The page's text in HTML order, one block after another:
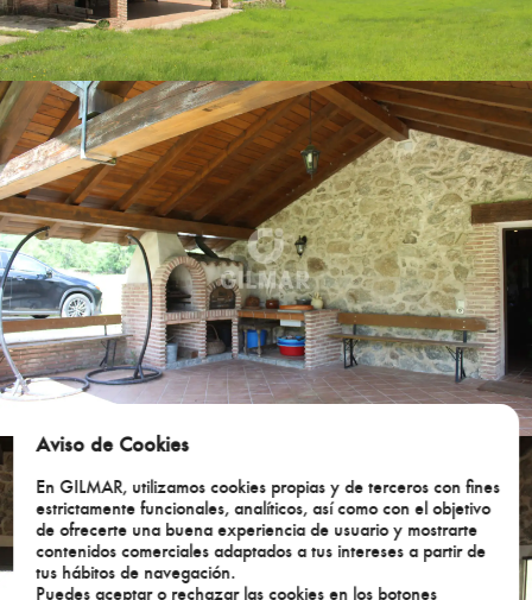
Aviso de Cookies
En GILMAR, utilizamos cookies propias y de terceros con fines
estrictamente funcionales, analíticos, así como con el objetivo
de ofrecerte una buena experiencia de usuario y mostrarte
contenidos comerciales adaptados a tus intereses a partir de
tus hábitos de navegación.
Puedes aceptar o rechazar las cookies en los botones